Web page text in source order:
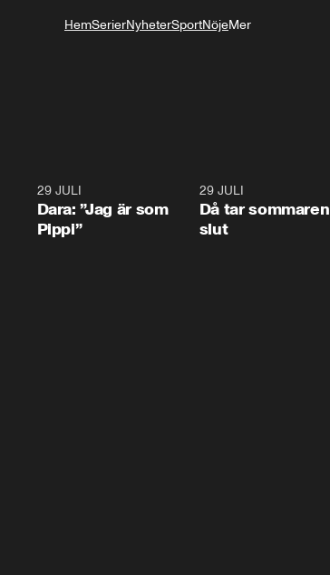
HemSerierNyheterSportNöjeMer
29 JULI
Dara: ”Jag är som
Pippi”
29 JULI
Då tar sommaren
slut